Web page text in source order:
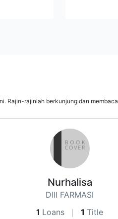
Rajin-rajinlah berkunjung dan membaca
Nurhalisa
DIII FARMASI
1 Loans 1 Title